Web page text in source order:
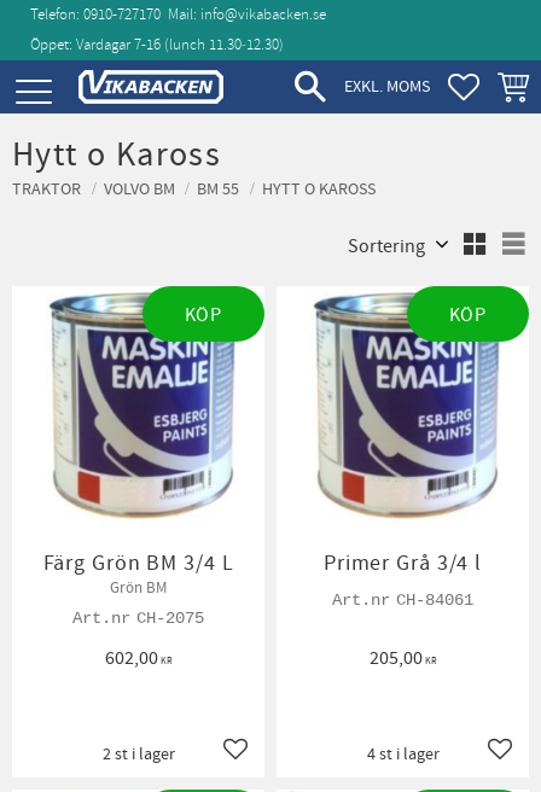
Meny
Telefon: 0910-727170 Mail: info@vikabacken.se
Öppet: Vardagar 7-16 (lunch 11.30‑12.30)
EXKL. MOMS
Hytt o Kaross
TRAKTOR VOLVO BM BM 55 HYTT O KAROSS
Färg Grön BM 3/4 L
Grön BM
CH-2075
602,00KR
Lägg till i favoriter
2 st i lager
KÖP
Primer Grå 3/4 l
CH-84061
205,00KR
4 st i lager
KÖP